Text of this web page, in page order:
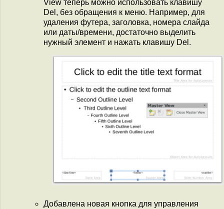
View теперь можно использовать клавишу
Del, без обращения к меню. Например, для
удаления футера, заголовка, номера слайда
или даты/времени, достаточно выделить
нужный элемент и нажать клавишу Del.
Добавлена новая кнопка для управления